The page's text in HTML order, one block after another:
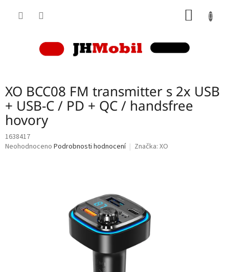
XO BCC08 FM transmitter s 2x USB
+ USB-C / PD + QC / handsfree
hovory
1638417
Průměrné
Neohodnoceno Podrobnosti hodnocení Značka: XO